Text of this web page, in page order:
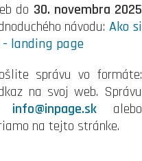
do 30. novembra 2025
návodu: Ako si
landing page
správu vo formáte:
na svoj web. Správu
info@inpage.skalebo
na tejto stránke.